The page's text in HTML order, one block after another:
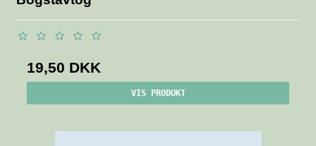
19,50 DKK
VIS PRODUKT